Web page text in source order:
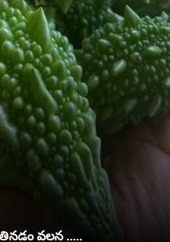
వలన .....